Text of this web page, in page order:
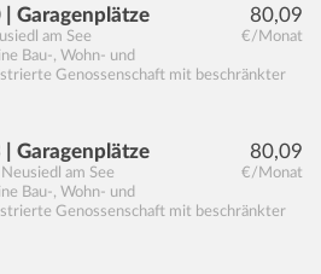
80,09
€/Monat
Garagenplätze
am See
Bau-, Wohn- und
Genossenschaft mit beschränkter
80,09
€/Monat
Garagenplätze
Neusiedl am See
Bau-, Wohn- und
Genossenschaft mit beschränkter